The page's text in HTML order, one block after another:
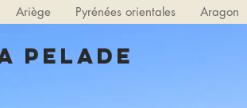
Ariège Pyrénées orientales Aragon
Pelade